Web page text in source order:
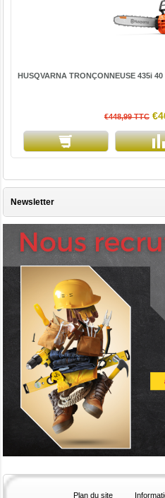
HUSQVARNA TRONÇONNEUSE 435i
€448,99 TTC
Newsletter
Plan du site